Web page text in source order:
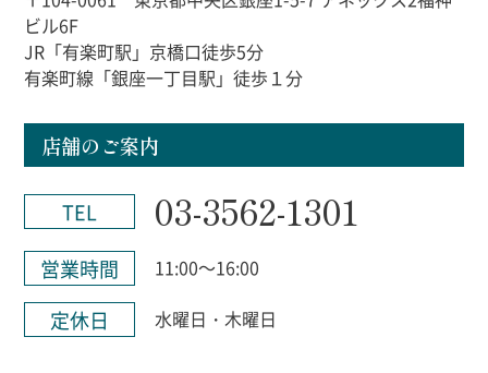
ビル6F
JR「有楽町駅」京橋口徒歩5分
有楽町線「銀座一丁目駅」徒歩１分
店舗のご案内
TEL 03-3562-1301
営業時間 11:00～16:00
定休日 水曜日・木曜日